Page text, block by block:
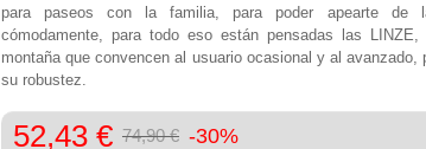
para paseos con la familia, para poder apearte de
cómodamente, para todo eso están pensadas las
montaña que convencen al usuario ocasional y al avanzado,
su robustez.
52,43 € 74,90 € -30%